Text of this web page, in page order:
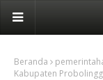
Beranda
Kabupaten